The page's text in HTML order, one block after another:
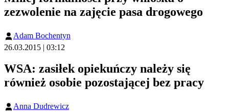
zezwolenie na zajęcie pasa drogowego
Adam Bochentyn
26.03.2015 | 03:12
WSA: zasiłek opiekuńczy należy się
również osobie pozostającej bez pracy
Anna Dudrewicz